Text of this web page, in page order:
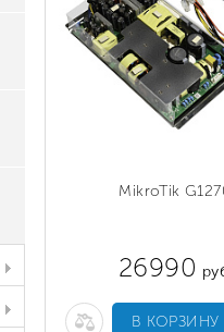
MikroTik
26990
В КОРЗИНУ